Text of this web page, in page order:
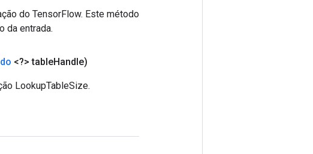
do TensorFlow. Este método
da entrada.
<?> tableHandle)
LookupTableSize.